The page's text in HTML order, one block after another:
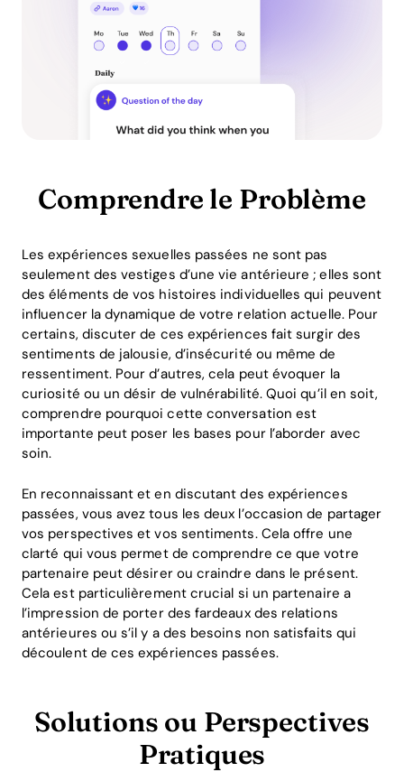
Comprendre le Problème
Les expériences sexuelles passées ne sont pas
seulement des vestiges d’une vie antérieure ; elles sont
des éléments de vos histoires individuelles qui peuvent
influencer la dynamique de votre relation actuelle. Pour
certains, discuter de ces expériences fait surgir des
sentiments de jalousie, d’insécurité ou même de
ressentiment. Pour d’autres, cela peut évoquer la
curiosité ou un désir de vulnérabilité. Quoi qu’il en soit,
comprendre pourquoi cette conversation est
importante peut poser les bases pour l’aborder avec
soin.
En reconnaissant et en discutant des expériences
passées, vous avez tous les deux l’occasion de partager
vos perspectives et vos sentiments. Cela offre une
clarté qui vous permet de comprendre ce que votre
partenaire peut désirer ou craindre dans le présent.
Cela est particulièrement crucial si un partenaire a
l’impression de porter des fardeaux des relations
antérieures ou s’il y a des besoins non satisfaits qui
découlent de ces expériences passées.
Solutions ou Perspectives
Pratiques